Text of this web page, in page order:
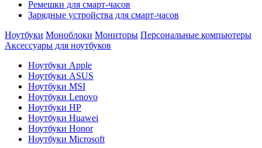
Ремешки для смарт-часов
Зарядные устройства для смарт-часов
Ноутбуки Моноблоки Мониторы Персональные компьютеры
Аксессуары для ноутбуков
Ноутбуки Apple
Ноутбуки ASUS
Ноутбуки MSI
Ноутбуки Lenovo
Ноутбуки HP
Ноутбуки Huawei
Ноутбуки Honor
Ноутбуки Microsoft